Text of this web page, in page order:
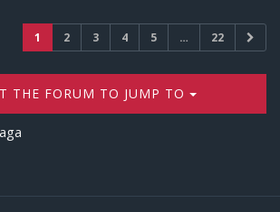
1 2 3 4 5 … 22
THE FORUM TO JUMP TO